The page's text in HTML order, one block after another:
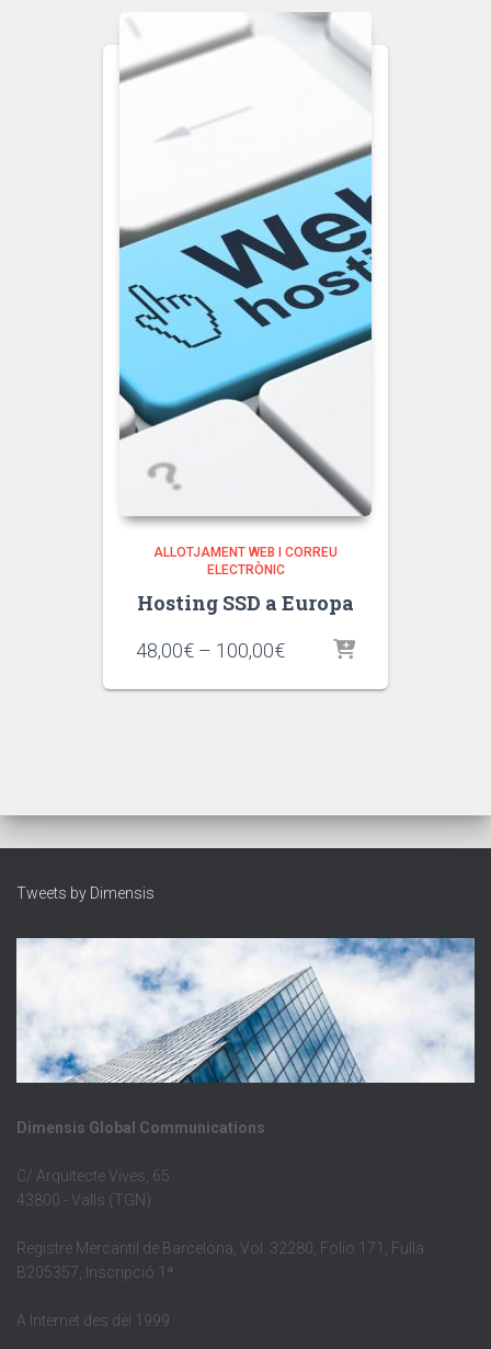
a
110,00€
ALLOTJAMENT WEB I CORREU
ELECTRÒNIC
Hosting SSD a Europa
48,00€ – 100,00€Interval
preus:
Tweets by Dimensis
Dimensis Global Communications
C/ Arquitecte Vives, 65
43800 - Valls (TGN)
Registre Mercantil de Barcelona, Vol. 32280, Folio 171, Fulla
B205357, Inscripció 1ª
A Internet des del 1999